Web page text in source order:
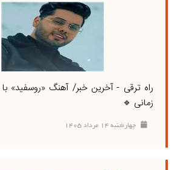
راه ترقی - آخرین خبر/ آهنگ «روسفید»
زمانی 🔹
چهارشنبه ۱۴ مرداد ۱۴۰۵